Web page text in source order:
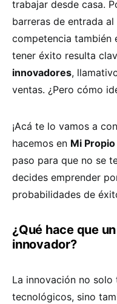
trabajar desde casa.
barreras de entrada al
competencia también
tener éxito resulta
innovadores,
ventas. ¿Pero cómo
¡Acá te lo vamos a
hacemos en Mi
paso para que no se
decides emprender
probabilidades de
¿Qué hace que
innovador?
La innovación no
tecnológicos, sino